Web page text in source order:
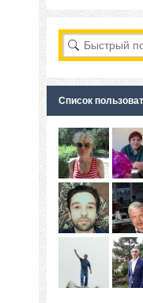
Список